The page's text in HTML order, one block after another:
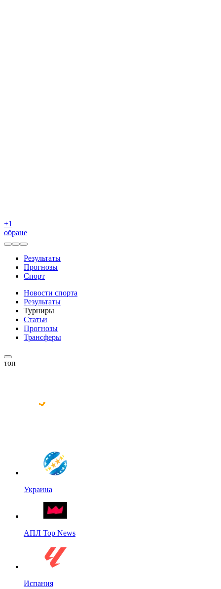
+1
обране
Результаты
Прогнозы
Спорт
Новости спорта
Результаты
Турниры
Статьи
Прогнозы
Трансферы
топ
Украина
АПЛ Top News
Испания